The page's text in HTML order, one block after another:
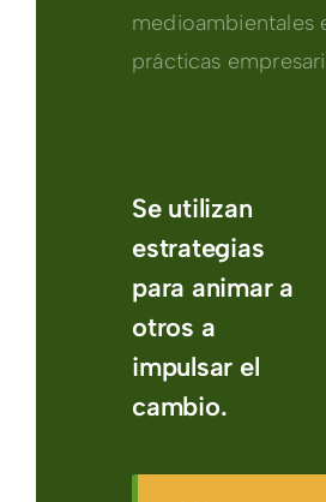
medioambientales
prácticas
Se utilizan
estrategias
para animar a
otros a
impulsar el
cambio.